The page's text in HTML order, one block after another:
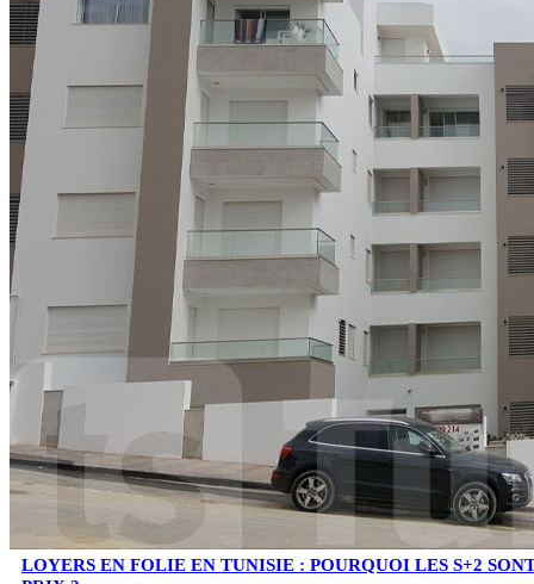
LOYERS EN FOLIE EN TUNISIE : POURQUOI LES S+2